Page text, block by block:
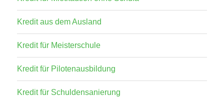
Kredit aus dem Ausland
Kredit für Meisterschule
Kredit für Pilotenausbildung
Kredit für Schuldensanierung